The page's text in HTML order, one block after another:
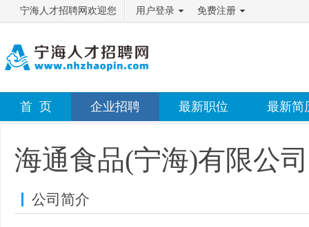
宁海人才招聘网欢迎您 用户登录 免费注册
首 页 企业招聘 最新职位 最新简
海通食品(宁海)有限公司
公司简介